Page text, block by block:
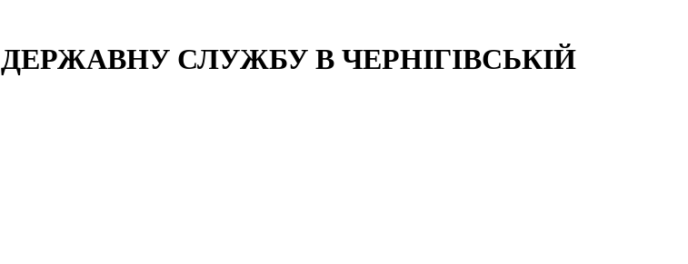
СЛУЖБУ В ЧЕРНІГІВСЬКІЙ